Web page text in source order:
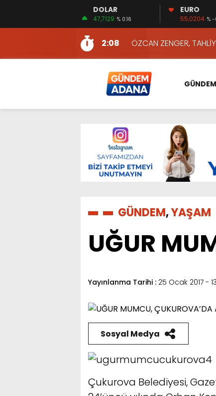
DOLAR
47,7129 % 0.16
EURO
55,0204 % -
13:48
HAFTA SONUNA ÖZEL
2:08
ÖZCAN ZENGER,
16:00
AKILLI MERCEK HERKES
10:06
ADANA’DAKİ
13:54
NACAR: ESNAFIN
13:19
NACAR, DAHA İYİ
7:26
SULAMA
HERKES İÇİN
14:22
EMEKLİLER EN DÜŞÜK
13:10
İKİNCİ 500’DE
13:48
HAFTA SONUNA ÖZEL
GÜNDEM
GÜNDEM,YAŞAM
UĞUR
Yayınlanma Tarihi : 25 Ocak 2017 -
Sosyal Medya
Çukurova Belediyesi,